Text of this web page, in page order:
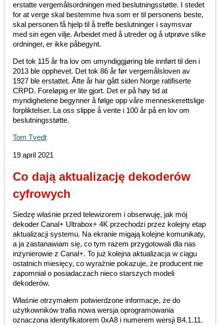
erstatte vergemålsordningen med beslutningsstøtte. I stedet
for at verge skal bestemme hva som er til personens beste,
skal personen få hjelp til å treffe beslutninger i saymsvar
med sin egen vilje. Arbeidet med å utreder og å utprøve slike
ordninger, er ikke påbegynt.
Det tok 115 år fra lov om umyndiggjøring ble innført til den i
2013 ble opphevet. Det tok 86 år før vergemålsloven av
1927 ble erstattet. Åtte år har gått siden Norge ratifiserte
CRPD. Foreløpig er lite gjort. Det er på høy tid at
myndighetene begynner å følge opp våre menneskerettslige
forpliktelser. La oss slippe å vente i 100 år på en lov om
beslutningsstøtte.
Tom Tvedt
19 april 2021
Co dają aktualizację dekoderów
cyfrowych
Siedzę właśnie przed telewizorem i obserwuję, jak mój
dekoder Canal+ Ultrabox+ 4K przechodzi przez kolejny etap
aktualizacji systemu. Na ekranie migają kolejne komunikaty,
a ja zastanawiam się, co tym razem przygotowali dla nas
inżynierowie z Canal+. To już kolejna aktualizacja w ciągu
ostatnich miesięcy, co wyraźnie pokazuje, że producent nie
zapomniał o posiadaczach nieco starszych modeli
dekoderów.
Właśnie otrzymałem potwierdzone informacje, że do
użytkowników trafia nowa wersja oprogramowania
oznaczona identyfikatorem 0xA8 i numerem wersji B4.1.11.